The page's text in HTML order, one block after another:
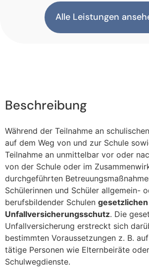
Alle Leistungen
Beschreibung
Während der Teilnahme an
auf dem Weg von und zur Schule
Teilnahme an unmittelbar vor oder
von der Schule oder im
durchgeführten
Schülerinnen und Schüler allgemein-
berufsbildender Schulen gesetzlichen
Unfallversicherungsschutz. Die
Unfallversicherung erstreckt sich
bestimmten Voraussetzungen z. B.
tätige Personen wie Elternbeiräte oder
Schulwegdienste.